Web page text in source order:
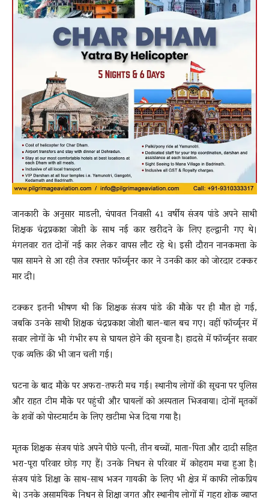
जानकारी के अनुसार माडली, चंपावत निवासी 41 वर्षीय संजय पांडे अपने साथी
शिक्षकचंद्रप्रकाश जोशीके साथ नई कार खरीदने के लिए हल्द्वानी गए थे।
मंगलवार रात दोनों नई कार लेकर वापस लौट रहे थे। इसी दौरान नानकमत्ता के
पास सामने से आ रही तेज रफ्तार फॉर्च्यूनर कार ने उनकी कार को जोरदार टक्कर
मार दी।
टक्कर इतनी भीषण थी कि शिक्षक संजय पांडे की मौके पर ही मौत हो गई,
जबकि उनके साथी शिक्षक चंद्रप्रकाश जोशी बाल-बाल बच गए। वहीं फॉर्च्यूनर में
सवार लोगों के भी गंभीर रूप से घायल होने की सूचना है। हादसे में फॉर्च्यूनर सवार
एक व्यक्ति की भी जान चली गई।
घटना के बाद मौके पर अफरा-तफरी मच गई। स्थानीय लोगों की सूचना पर पुलिस
और राहत टीम मौके पर पहुंची और घायलों को अस्पताल भिजवाया। दोनों मृतकों
के शवों को पोस्टमार्टम के लिए खटीमा भेज दिया गया है।
मृतक शिक्षक संजय पांडे अपने पीछे पत्नी, तीन बच्चों, माता-पिता और दादी सहित
भरा-पूरा परिवार छोड़ गए हैं। उनके निधन से परिवार में कोहराम मचा हुआ है।
संजय पांडे शिक्षा के साथ-साथ भजन गायकी के लिए भी क्षेत्र में काफी लोकप्रिय
थे। उनके असामयिक निधन से शिक्षा जगत और स्थानीय लोगों में गहरा शोक व्याप्त